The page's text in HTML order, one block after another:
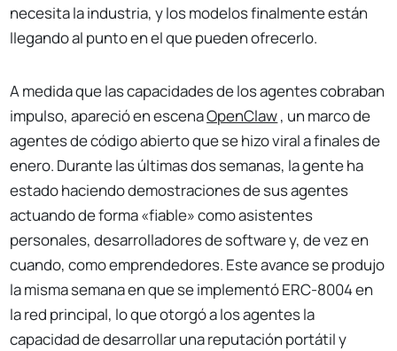
necesita la industria, y los modelos finalmente están
llegando al punto en el que pueden ofrecerlo.
A medida que las capacidades de los agentes cobraban
impulso, apareció en escenaOpenClaw, un marco de
agentes de código abierto que se hizo viral a finales de
enero. Durante las últimas dos semanas, la gente ha
estado haciendo demostraciones de sus agentes
actuando de forma «fiable» como asistentes
personales, desarrolladores de software y, de vez en
cuando, como emprendedores. Este avance se produjo
la misma semana en que se implementó ERC-8004 en
la red principal, lo que otorgó a los agentes la
capacidad de desarrollar una reputación portátil y